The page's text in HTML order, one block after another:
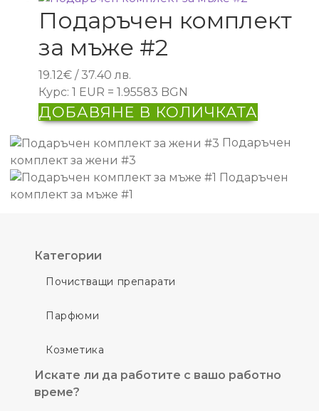
Подаръчен комплект
за мъже #2
19.12€ / 37.40 лв.
Курс: 1 EUR = 1.95583 BGN
ДОБАВЯНЕ В КОЛИЧКАТА
Подаръчен
комплект за жени #3
Подаръчен
комплект за мъже #1
Категории
Почистващи препарати
Парфюми
Козметика
Искате ли да работите с вашо работно
време?